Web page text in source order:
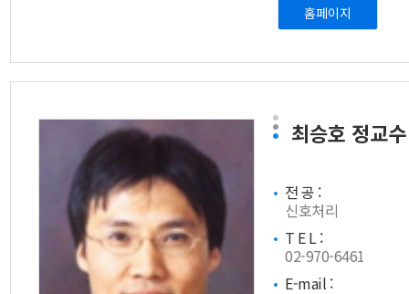
홈페이지
최승호 정교수
전 공 :
신호처리
T E L :
02-970-6461
E-mail :